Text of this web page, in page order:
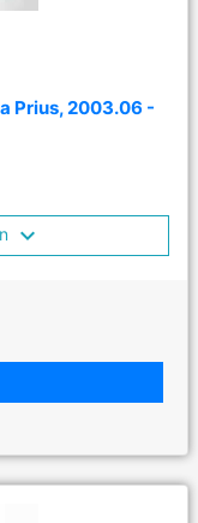
Prius, 2003.06 -